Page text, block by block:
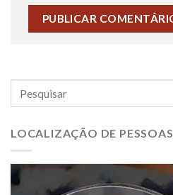
LOCALIZAÇÃO DE PESSOAS